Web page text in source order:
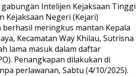
Intelijen Kejaksaan Tinggi
Kejaksaan Negeri (Kejari)
berhasil meringkus mantan Kepala
Kecamatan Way Khilau, Sutrisna
lama masuk dalam daftar
Penangkapan dilakukan di
perlawanan, Sabtu (4/10/2025).